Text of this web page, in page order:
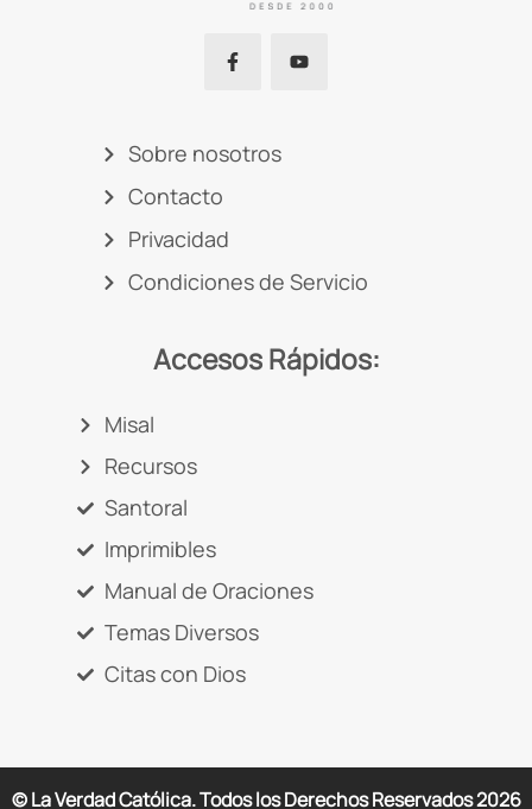
Sobre nosotros
Contacto
Privacidad
Condiciones de Servicio
Accesos Rápidos:
Misal
Recursos
Santoral
Imprimibles
Manual de Oraciones
Temas Diversos
Citas con Dios
© La Verdad Católica. Todos los Derechos Reservados2026